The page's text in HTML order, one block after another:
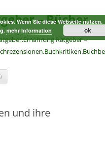
– Bücher
Ratgeber –
und ihre
Wenn Sie diese Webseite nutzen,
mehr Information ok